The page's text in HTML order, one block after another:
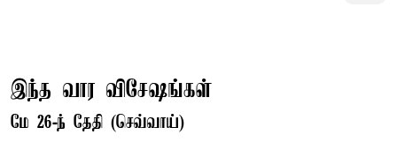
இந்த வார விசேஷங்கள்
மே 26-ந் தேதி (செவ்வாய்)